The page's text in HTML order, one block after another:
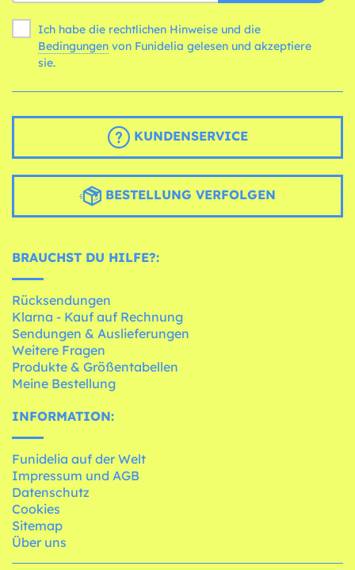
Ich habe die rechtlichen Hinweise und die
Bedingungen
sie.
KUNDENSERVICE
BESTELLUNG VERFOLGEN
BRAUCHST DU HILFE?:
Rücksendungen
Klarna - Kauf auf Rechnung
Sendungen & Auslieferungen
Weitere Fragen
Produkte & Größentabellen
Meine Bestellung
INFORMATION:
Funidelia auf der Welt
Impressum und AGB
Datenschutz
Cookies
Sitemap
Über uns